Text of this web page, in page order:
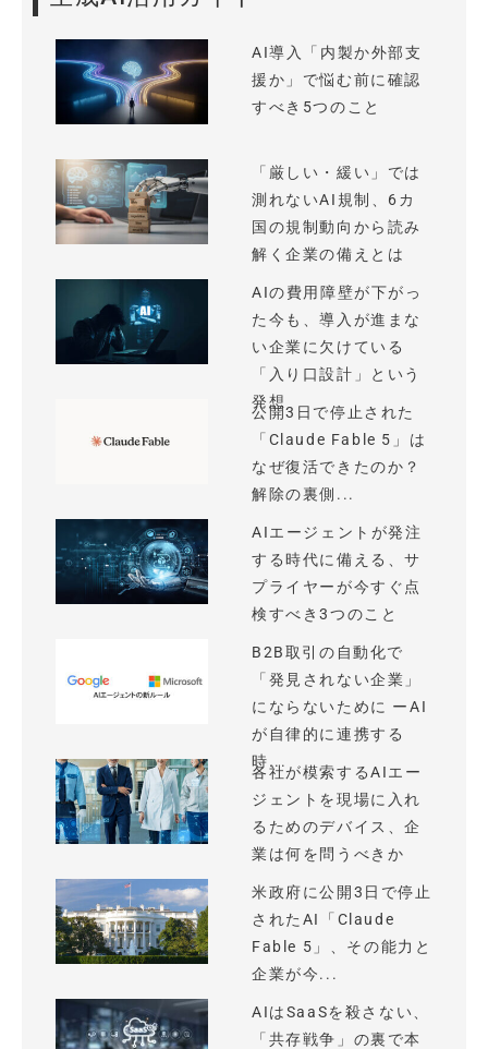
AI導入「内製か外部支
援か」で悩む前に確認
すべき5つのこと
「厳しい・緩い」では
測れないAI規制、6カ
国の規制動向から読み
解く企業の備えとは
AIの費用障壁が下がっ
た今も、導入が進まな
い企業に欠けている
「入り口設計」という
発想
公開3日で停止された
「Claude Fable 5」は
なぜ復活できたのか？
解除の裏側...
AIエージェントが発注
する時代に備える、サ
プライヤーが今すぐ点
検すべき3つのこと
B2B取引の自動化で
「発見されない企業」
にならないために ーAI
が自律的に連携する
時...
各社が模索するAIエー
ジェントを現場に入れ
るためのデバイス、企
業は何を問うべきか
米政府に公開3日で停止
されたAI「Claude
Fable 5」、その能力と
企業が今...
AIはSaaSを殺さない、
「共存戦争」の裏で本